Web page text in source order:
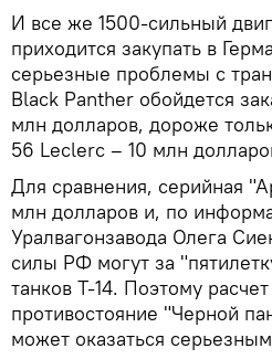
И все же 1500-сильный
приходится закупать в
серьезные проблемы с
Black Panther обойдется
млн долларов, дороже
56 Leclerc – 10 млн
Для сравнения, серийная
млн долларов и, по
Уралвагонзавода Олега
силы РФ могут за
танков Т-14. Поэтому
противостояние "Черной
может оказаться